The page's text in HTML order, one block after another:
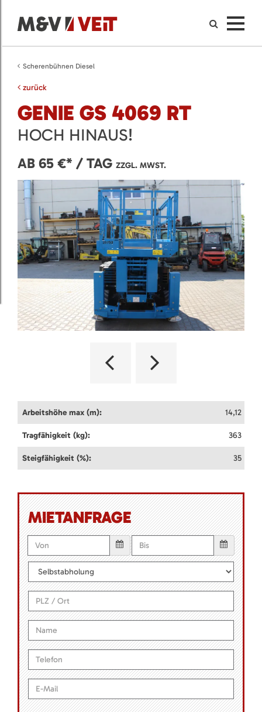
Scherenbühnen Diesel
zurück
GENIE GS 4069 RT
HOCH HINAUS!
AB 65 €* / TAG ZZGL. MWST.
Arbeitshöhe max (m): 14,12
Tragfähigkeit (kg): 363
Steigfähigkeit (%): 35
MIETANFRAGE